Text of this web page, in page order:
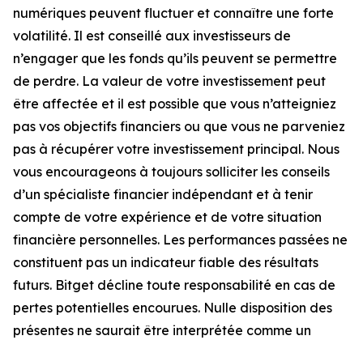
numériques peuvent fluctuer et connaître une forte
volatilité. Il est conseillé aux investisseurs de
n’engager que les fonds qu’ils peuvent se permettre
de perdre. La valeur de votre investissement peut
être affectée et il est possible que vous n’atteigniez
pas vos objectifs financiers ou que vous ne parveniez
pas à récupérer votre investissement principal. Nous
vous encourageons à toujours solliciter les conseils
d’un spécialiste financier indépendant et à tenir
compte de votre expérience et de votre situation
financière personnelles. Les performances passées ne
constituent pas un indicateur fiable des résultats
futurs. Bitget décline toute responsabilité en cas de
pertes potentielles encourues. Nulle disposition des
présentes ne saurait être interprétée comme un